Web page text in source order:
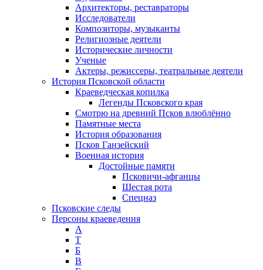
Архитекторы, реставраторы
Исследователи
Композиторы, музыканты
Религиозные деятели
Исторические личности
Ученые
Актеры, режиссеры, театральные деятели
История Псковской области
Краеведческая копилка
Легенды Псковского края
Смотрю на древний Псков влюблённо
Памятные места
История образования
Псков Ганзейский
Военная история
Достойные памяти
Псковичи-афганцы
Шестая рота
Спецназ
Псковские следы
Персоны краеведения
А
T
Б
В